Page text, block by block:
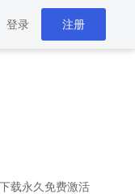
登录 注册
载永久免费激活